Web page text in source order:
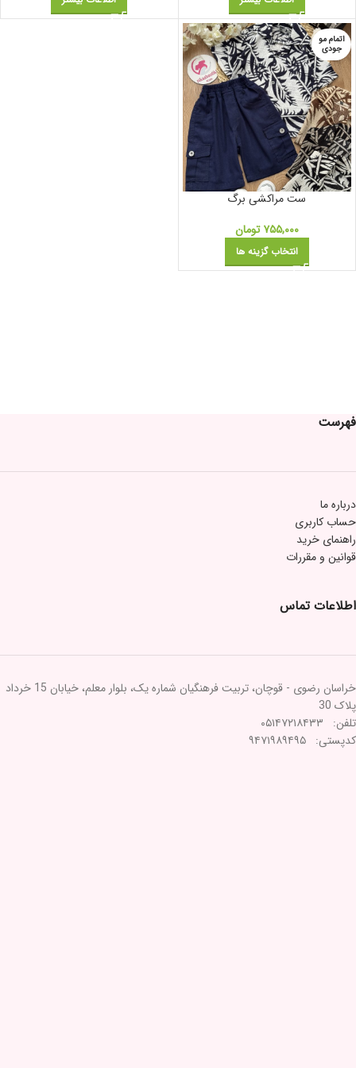
اتمام مو
جودی
ست مراکشی برگ
۷۵۵,۰۰۰ تومان
انتخاب گزینه ها
فهرست
درباره ما
حساب کاربری
راهنمای خرید
قوانین و مقررات
اطلاعات تماس
خراسان رضوی - قوچان، تربیت فرهنگیان شماره یک، بلوار معلم، خیابان 15 خرداد
پلاک 30
تلفن: ۰۵۱۴۷۲۱۸۴۳۳
کدپستی: ۹۴۷۱۹۸۹۴۹۵